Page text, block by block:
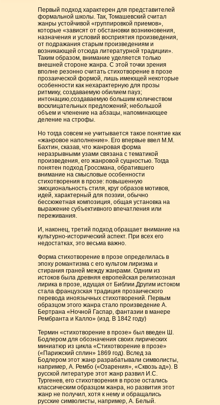
Первый подход характерен для представителей
формальной школы. Так, Томашевский считал
жанры устойчивой «группировкой приемов»,
которые «зависят от обстановки возникновения,
назначения и условий восприятия произведения,
от подражания старым произведениям и
возникающей отсюда литературной традиции».
Таким образом, внимание уделяется только
внешней стороне жанра. С этой точки зрения
вполне резонно считать стихотворение в прозе
прозаической формой, лишь имеющей некоторые
особенности как нехарактерную для прозы
ритмику, создаваемую обилием пауз;
интонацию,создаваемую большим количеством
восклицательных предложений; небольшой
объем и членение на абзацы, напоминающее
деление на строфы.
Но тогда совсем не учитывается такое понятие как
«жанровое наполнение». Его впервые ввел М.М.
Бахтин, сказав, что жанровая форма
неразрывными узами связана с тематикой
произведения, его жанровой сущностью. Тогда
понятен подход Гроссмана, обратившего
внимание на смысловые особенности
стихотворения в прозе: повышенную
эмоциональность стиля, круг образов мотивов,
идей, характерный для поэзии, обычно
бессюжетная композиция, общая установка на
выражение субъективного впечатления или
переживания.
И, наконец, третий подход обращает внимание на
культурно-исторический аспект. При всех его
недостатках, это весьма важно.
Форма стихотворение в прозе определилась в
эпоху романтизма с его культом лиризма и
стирания граней между жанрами. Одним из
истоков была древняя европейская религиозная
лирика в прозе, идущая от Библии.Другим истоком
стала французская традиция прозаического
перевода иноязычных стихотворений. Первым
образцом этого жанра стало произведение А.
Бертрана «Ночной Гаспар, фантазии в манере
Рембранта и Калло» (изд. В 1842 году)
Термин «стихотворение в прозе» был введен Ш.
Бодлером для обозначения своих лирических
миниатюр из цикла «Стихотворение в прозе»
(«Парижский сплин» 1869 год). Вслед за
Бодлером этот жанр разрабатывали символисты,
например, А. Рембо («Озарения», «Сквозь ад»). В
русской литературе этот жанр развил И.С.
Тургенев, его стихотворения в прозе остались
классическим образцом жанра, но развития этот
жанр не получил, хотя к нему и обращались
русские символисты, например, А. Белый.